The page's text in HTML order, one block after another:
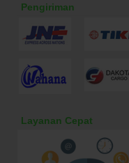
Pengiriman
Layanan Cepat